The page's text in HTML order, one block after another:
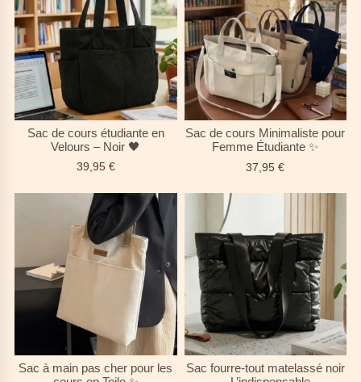
Sac de cours étudiante en
Velours – Noir 🖤
39,95 €
Sac de cours Minimaliste pour
Femme Étudiante ✨
37,95€
Sac à main pas cher pour les
Sac fourre-tout matelassé noir